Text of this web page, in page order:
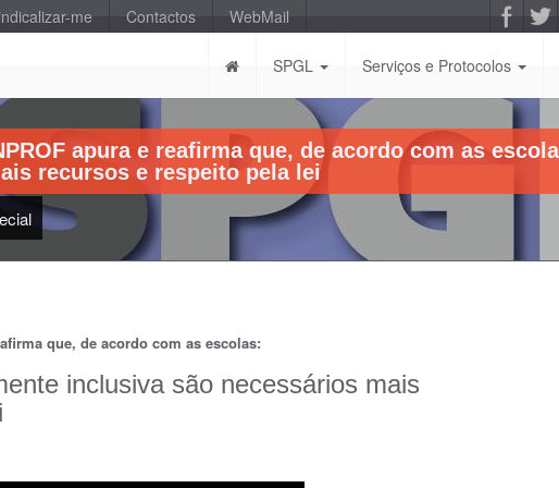
me Contactos WebMail
SPGL Serviços e Protocolos
apura e reafirma que, de acordo com as
recursos e respeito pela lei
que, de acordo com as escolas:
inclusiva são necessários mais